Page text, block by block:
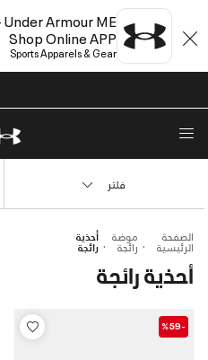
Under Armour ME -
Shop Online APP
Sports Apparels & Gear
الصفحة
الرئيسية
موضة
رائجة
أحذية
رائجة
أحذية رائجة
فلتر
-%59